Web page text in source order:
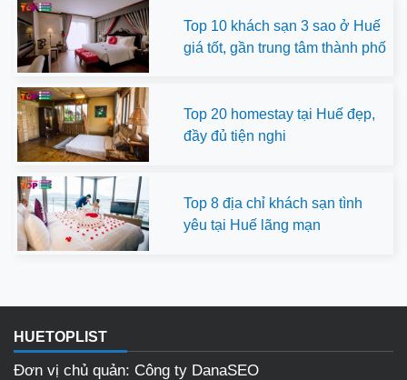
Top 10 khách sạn 3 sao ở Huế
giá tốt, gần trung tâm thành phố
Top 20 homestay tại Huế đẹp,
đầy đủ tiện nghi
Top 8 địa chỉ khách sạn tình
yêu tại Huế lãng mạn
HUETOPLIST
Đơn vị chủ quản: Công ty DanaSEO